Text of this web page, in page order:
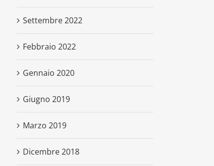
Settembre 2022
Febbraio 2022
Gennaio 2020
Giugno 2019
Marzo 2019
Dicembre 2018